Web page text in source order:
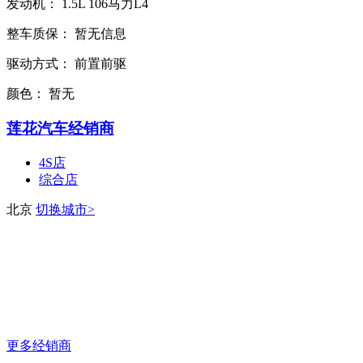
发动机： 1.5L 106马力L4
整车质保： 暂无信息
驱动方式： 前置前驱
颜色： 暂无
莲花汽车经销商
4S店
综合店
北京 切换城市>
更多经销商